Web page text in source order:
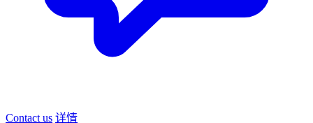
Contact us 详情